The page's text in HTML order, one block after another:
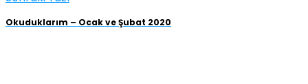
Okuduklarım – Ocak ve Şubat 2020